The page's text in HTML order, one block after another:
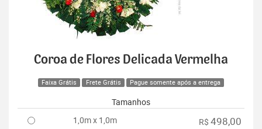
Coroa de Flores Delicada Vermelha
Faixa Grátis Frete Grátis Pague somente após a entrega
Tamanhos
1,0m x 1,0m
R$ 498,00